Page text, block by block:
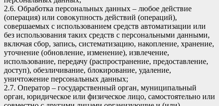
2.6. Обработка персональных данных – любое действие
(операция) или совокупность действий (операций),
совершаемых с использованием средств автоматизации или
без использования таких средств с персональными данными,
включая сбор, запись, систематизацию, накопление, хранение,
уточнение (обновление, изменение), извлечение,
использование, передачу (распространение, предоставление,
доступ), обезличивание, блокирование, удаление,
уничтожение персональных данных;
2.7. Оператор – государственный орган, муниципальный
орган, юридическое или физическое лицо, самостоятельно или